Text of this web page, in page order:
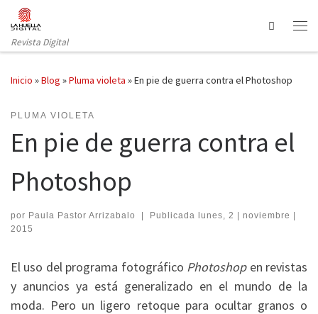
Saltar al contenido
Revista Digital
Search
Inicio »Blog »Pluma violeta »En pie de guerra contra el Photoshop
PLUMA VIOLETA
En pie de guerra contra el
Photoshop
por Paula Pastor Arrizabalo | Publicada lunes, 2 | noviembre |
2015
El uso del programa fotográfico Photoshopen revistas
y anuncios ya está generalizado en el mundo de la
moda. Pero un ligero retoque para ocultar granos o